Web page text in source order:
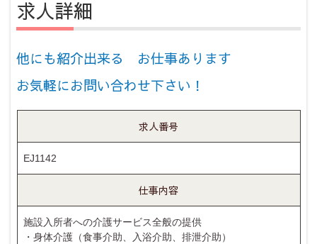
求人詳細
他にも紹介出来る お仕事あります
お気軽にお問い合わせ下さい！
求人番号
EJ1142
仕事内容
施設入所者への介護サービス全般の提供
・身体介護（食事介助、入浴介助、排泄介助）